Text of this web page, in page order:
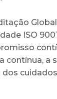
ISO
contínua, a